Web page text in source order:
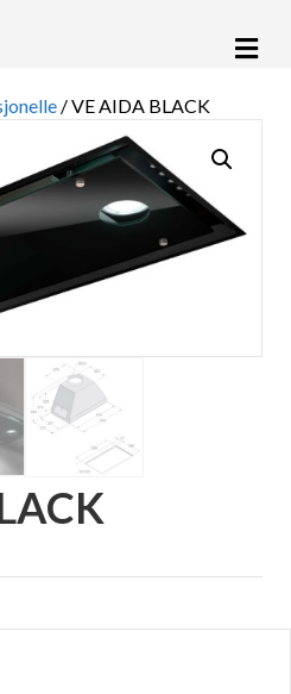
/ VE AIDA BLACK